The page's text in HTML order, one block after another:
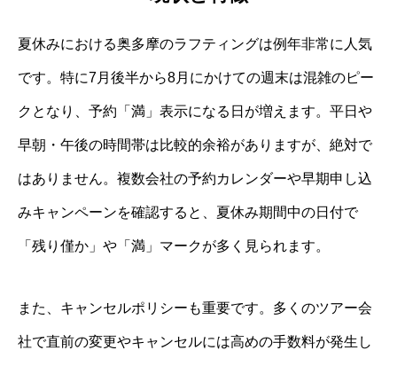
夏休みにおける奥多摩のラフティングは例年非常に人気
です。特に7月後半から8月にかけての週末は混雑のピー
クとなり、予約「満」表示になる日が増えます。平日や
早朝・午後の時間帯は比較的余裕がありますが、絶対で
はありません。複数会社の予約カレンダーや早期申し込
みキャンペーンを確認すると、夏休み期間中の日付で
「残り僅か」や「満」マークが多く見られます。
また、キャンセルポリシーも重要です。多くのツアー会
社で直前の変更やキャンセルには高めの手数料が発生し